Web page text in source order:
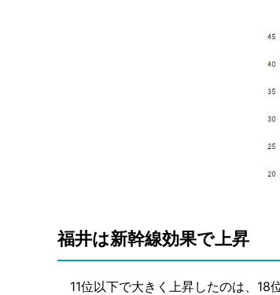
福井は新幹線効果で上昇
11位以下で大きく上昇したのは、18